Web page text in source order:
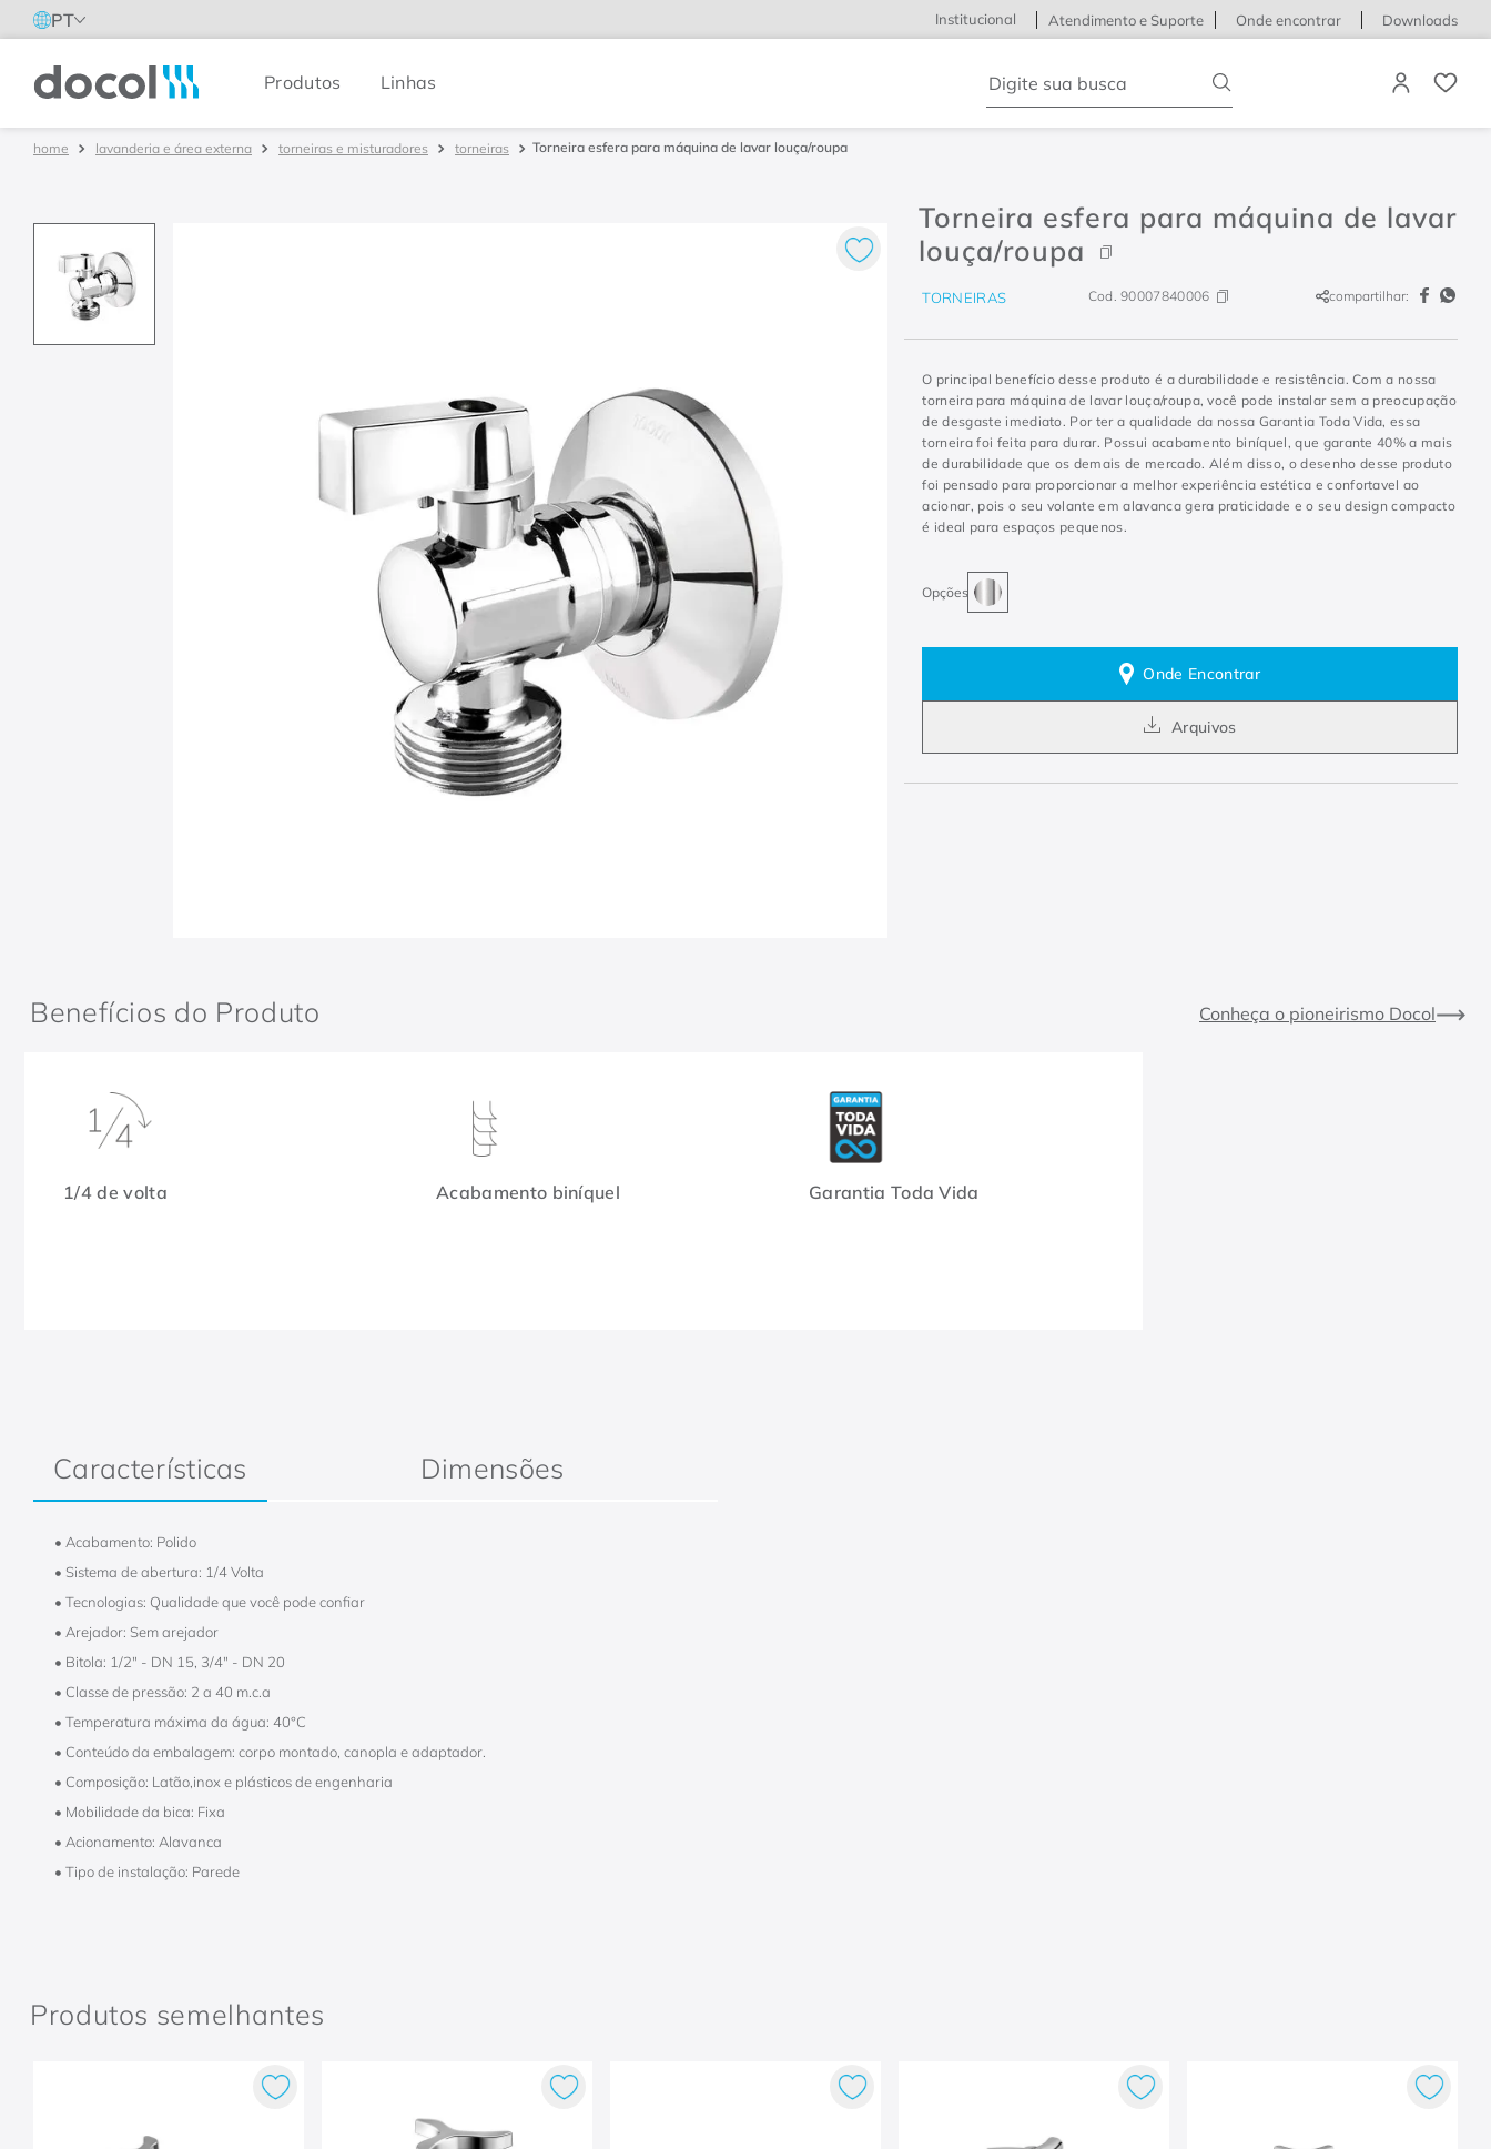
PT Institucional Atendimento e Suporte Onde encontrar Downloads
Docol Produtos Linhas
lavanderia e área externa torneiras e misturadores torneiras Torneira esfera para máquina de lavar louça/roupa
Torneira esfera para máquina de lavar
louça/roupa
TORNEIRAS Cod.90007840006 compartilhar:
O principal benefício desse produto é a durabilidade e resistência. Com a nossa
torneira para máquina de lavar louça/roupa, você pode instalar sem a preocupação
de desgaste imediato. Por ter a qualidade da nossa Garantia Toda Vida, essa
torneira foi feita para durar. Possui acabamento biníquel, que garante 40% a mais
de durabilidade que os demais de mercado. Além disso, o desenho desse produto
foi pensado para proporcionar a melhor experiência estética e confortavel ao
acionar, pois o seu volante em alavanca gera praticidade e o seu design compacto
é ideal para espaços pequenos.
Onde Encontrar
Arquivos
Benefícios do Produto Conheça o pioneirismo Docol
1/4 de volta Acabamento biníquel Garantia Toda Vida
Características Dimensões
• Acabamento: Polido
• Sistema de abertura: 1/4 Volta
• Tecnologias: Qualidade que você pode confiar
• Arejador: Sem arejador
• Bitola: 1/2" - DN 15, 3/4" - DN 20
• Classe de pressão: 2 a 40 m.c.a
• Temperatura máxima da água: 40°C
• Conteúdo da embalagem: corpo montado, canopla e adaptador.
• Composição: Latão,inox e plásticos de engenharia
• Mobilidade da bica: Fixa
• Acionamento: Alavanca
• Tipo de instalação: Parede
Produtos semelhantes